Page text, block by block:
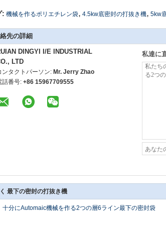
: 機械を作るポリエチレン袋, 4.5kw底密封の打抜き機, 5kw
先の詳細
DINGYI I/E INDUSTRIAL
LTD
ンタクトパーソン: Mr. Jerry Zhao
話番号: +86 15967709555
私達に
最下の密封の打抜き機
十分にAutomaic機械を作る2つの層6ライン最下の密封袋